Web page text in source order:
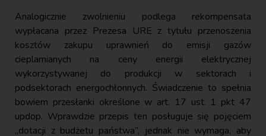
Analogicznie zwolnieniu podlega rekompensata
wypłacana przez Prezesa URE z tytułu przenoszenia
kosztów zakupu uprawnień do emisji gazów
cieplarnianych na ceny energii elektrycznej
wykorzystywanej do produkcji w sektorach i
podsektorach energochłonnych. Świadczenie to spełnia
bowiem przesłanki określone w art. 17 ust. 1 pkt 47
updop. Wprawdzie przepis ten posługuje się pojęciem
„dotacji z budżetu państwa”, jednak nie wymaga, aby